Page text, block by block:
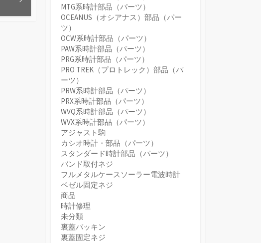
MTG系時計部品（パーツ）
OCEANUS（オシアナス）部品（パー
ツ）
OCW系時計部品（パーツ）
PAW系時計部品（パーツ）
PRG系時計部品（パーツ）
PRO TREK（プロトレック）部品（パ
ーツ）
PRW系時計部品（パーツ）
PRX系時計部品（パーツ）
WVQ系時計部品（パーツ）
WVX系時計部品（パーツ）
アジャスト駒
カシオ時計・部品（パーツ）
スタンダード時計部品（パーツ）
バンド取付ネジ
フルメタルケースソーラー電波時計
ベゼル固定ネジ
商品
時計修理
未分類
裏蓋パッキン
裏蓋固定ネジ